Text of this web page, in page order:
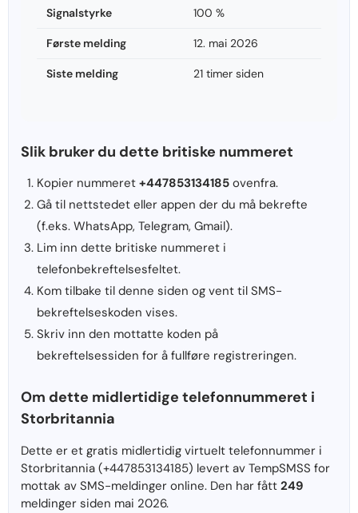
Signalstyrke 100 %
Første melding 12. mai 2026
Siste melding 21 timer siden
Slik bruker du dette britiske nummeret
Kopier nummeret +447853134185 ovenfra.
Gå til nettstedet eller appen der du må bekrefte
(f.eks. WhatsApp, Telegram, Gmail).
Lim inn dette britiske nummeret i
telefonbekreftelsesfeltet.
Kom tilbake til denne siden og vent til SMS-
bekreftelseskoden vises.
Skriv inn den mottatte koden på
bekreftelsessiden for å fullføre registreringen.
Om dette midlertidige telefonnummeret i
Storbritannia
Dette er et gratis midlertidig virtuelt telefonnummer i
Storbritannia (+447853134185) levert av TempSMSS for
mottak av SMS-meldinger online. Den har fått 249
meldinger siden mai 2026.